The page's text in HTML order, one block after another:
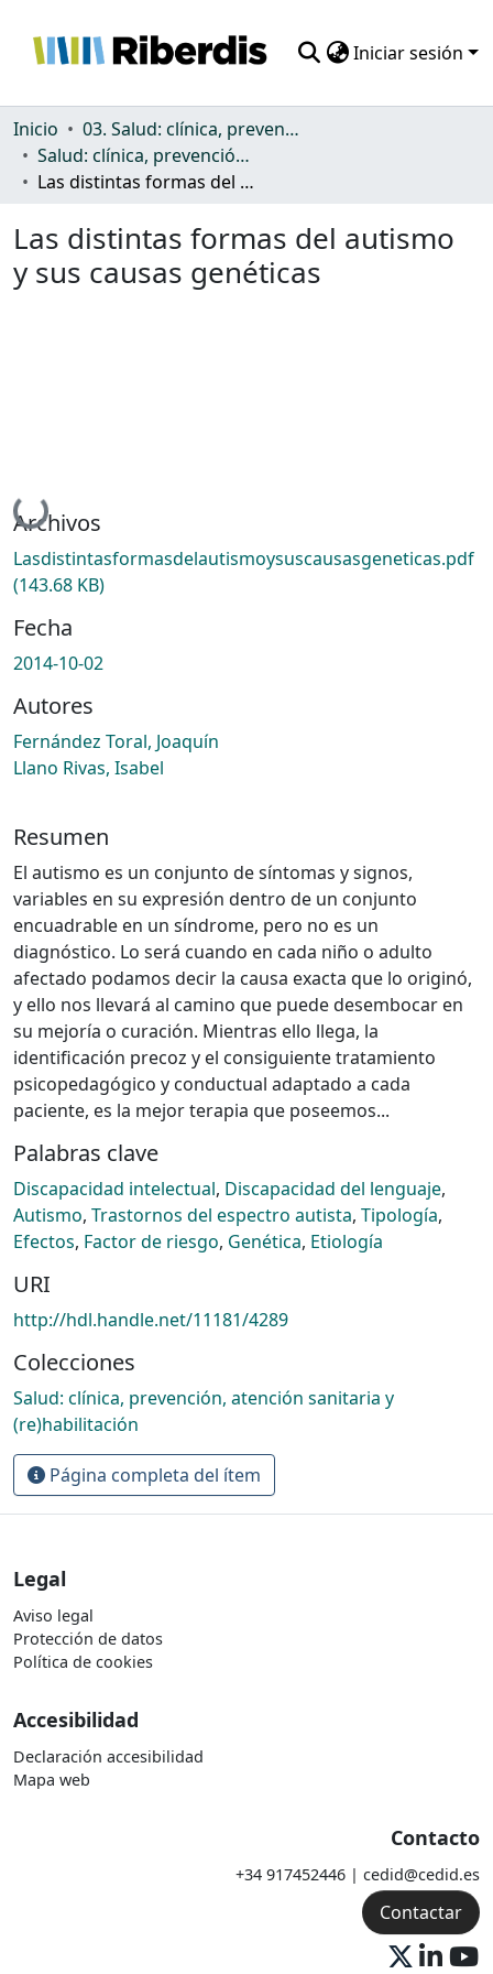
Iniciar sesión
Comunidades
Todo DSpace
Inicio
03. Salud: clínica, prevención, atención sanitaria y (re)habilitación
Salud: clínica, prevención, atención sanitaria y (re)habilitación
Las distintas formas del autismo y sus causas genéticas
Las distintas formas del autismo
y sus causas genéticas
Cargando...
Archivos
Lasdistintasformasdelautismoysuscausasgeneticas.pdf
(143.68 KB)
Fecha
2014-10-02
Autores
Fernández Toral, Joaquín
Llano Rivas, Isabel
Resumen
El autismo es un conjunto de síntomas y signos,
variables en su expresión dentro de un conjunto
encuadrable en un síndrome, pero no es un
diagnóstico. Lo será cuando en cada niño o adulto
afectado podamos decir la causa exacta que lo originó,
y ello nos llevará al camino que puede desembocar en
su mejoría o curación. Mientras ello llega, la
identificación precoz y el consiguiente tratamiento
psicopedagógico y conductual adaptado a cada
paciente, es la mejor terapia que poseemos...
Palabras clave
Discapacidad intelectual, Discapacidad del lenguaje,
Autismo, Trastornos del espectro autista, Tipología,
Efectos, Factor de riesgo, Genética, Etiología
URI
http://hdl.handle.net/11181/4289
Colecciones
Salud: clínica, prevención, atención sanitaria y
(re)habilitación
Página completa del ítem
Legal
Aviso legal
Protección de datos
Política de cookies
Accesibilidad
Declaración accesibilidad
Mapa web
Contacto
+34 917452446 | cedid@cedid.es
Contactar